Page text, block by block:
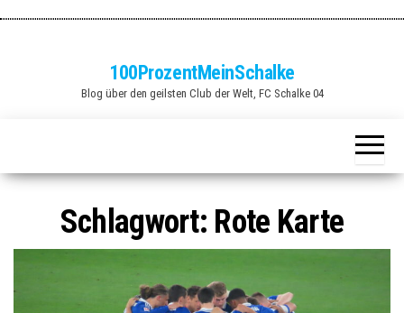
100ProzentMeinSchalke
Blog über den geilsten Club der Welt, FC Schalke 04
Schlagwort: Rote Karte